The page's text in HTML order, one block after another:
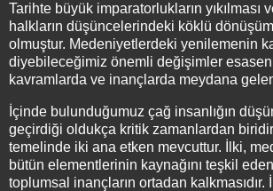
Tarihte büyük imparatorlukların yıkılması
halkların düşüncelerindeki köklü
olmuştur. Medeniyetlerdeki yenilemenin
diyebileceğimiz önemli değişimler
kavramlarda ve inançlarda meydana
İçinde bulunduğumuz çağ insanlığın
geçirdiği oldukça kritik zamanlardan
temelinde iki ana etken mevcuttur. İlki,
bütün elementlerinin kaynağını teşkil
toplumsal inançların ortadan kalkmasıdır.